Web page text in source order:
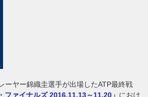
ーヤー錦織圭選手が出場したATP最終戦
ファイナルズ 2016.11.13～11.20」 におけ